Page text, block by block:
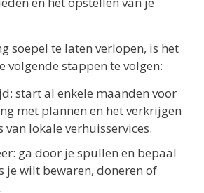
soepel te laten verlopen, is het
volgende stappen te volgen:
start al enkele maanden voor
met plannen en het verkrijgen
van lokale verhuisservices.
ga door je spullen en bepaal
je wilt bewaren, doneren of